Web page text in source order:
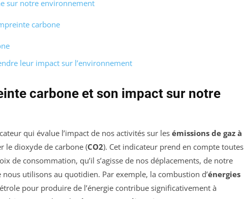
sur notre environnement
carbone
leur impact sur l’environnement
carbone et son impact sur notre
qui évalue l’impact de nos activités sur les émissions de gaz à
le dioxyde de carbone (CO2). Cet indicateur prend en compte toutes
de consommation, qu’il s’agisse de nos déplacements, de notre
utilisons au quotidien. Par exemple, la combustion d’énergies
pour produire de l’énergie contribue significativement à